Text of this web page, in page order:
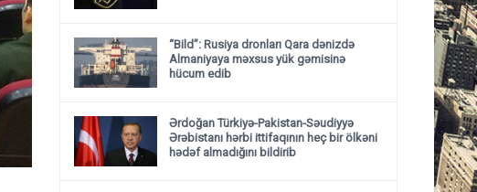
“Bild”: Rusiya dronları Qara dənizdə
Almaniyaya məxsus yük gəmisinə
hücum edib
Ərdoğan Türkiyə-Pakistan-Səudiyyə
Ərəbistanı hərbi ittifaqının heç bir ölkəni
hədəf almadığını bildirib